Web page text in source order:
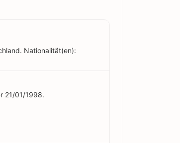
Nationalität(en):
21/01/1998.